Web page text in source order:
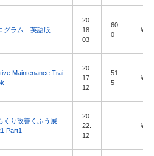
グラム 英語版
20
18.
03
60
0
￥
Maintenance Trai
20
17.
12
51
5
￥
くり改善くふう展
Part1
20
22.
12
￥